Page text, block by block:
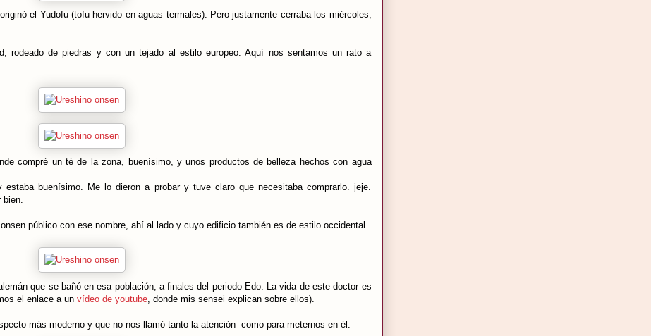
el Yudofu (tofu hervido en aguas termales). Pero justamente cerraba los miércoles,
rodeado de piedras y con un tejado al estilo europeo. Aquí nos sentamos un rato a
compré un té de la zona, buenísimo, y unos productos de belleza hechos con agua
buenísimo. Me lo dieron a probar y tuve claro que necesitaba comprarlo. jeje.
bien.
público con ese nombre, ahí al lado y cuyo edificio también es de estilo occidental.
que se bañó en esa población, a finales del periodo Edo. La vida de este doctor es
el enlace a un vídeo de youtube, donde mis sensei explican sobre ellos).
más moderno y que no nos llamó tanto la atención como para meternos en él.